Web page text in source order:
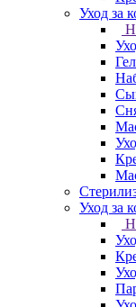
Уход за
Уход за